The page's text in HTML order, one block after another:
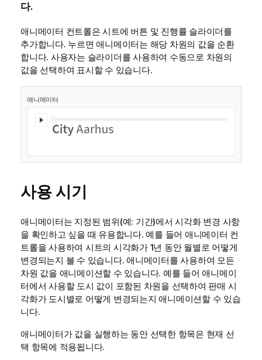
다.
애니메이터 컨트롤은 시트에 버튼 및 진행률 슬라이더를
추가합니다. 누르면 애니메이터는 해당 차원의 값을 순환
합니다. 사용자는 슬라이더를 사용하여 수동으로 차원의
값을 선택하여 표시할 수 있습니다.
애니메이터
사용 시기
애니메이터는 지정된 범위(예: 기간)에서 시각화 변경 사항
을 확인하고 싶을 때 유용합니다. 예를 들어 애니메이터 컨
트롤을 사용하여 시트의 시각화가 1년 동안 월별로 어떻게
변경되는지 볼 수 있습니다. 애니메이터를 사용하여 모든
차원 값을 애니메이션할 수 있습니다. 예를 들어 애니메이
터에서 사용할 도시 값이 포함된 차원을 선택하여 판매 시
각화가 도시별로 어떻게 변경되는지 애니메이션할 수 있습
니다.
애니메이터가 값을 실행하는 동안 선택한 항목은 현재 선
택 항목에 적용됩니다.